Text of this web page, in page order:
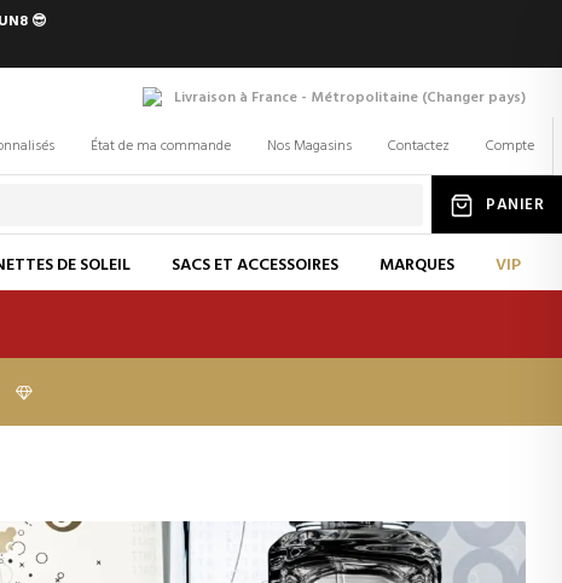
😎
Livraison à France - Métropolitaine (Changer pays)
État de ma commande Nos Magasins Contactez Compte
PANIER
DE SOLEIL SACS ET ACCESSOIRES MARQUES VIP